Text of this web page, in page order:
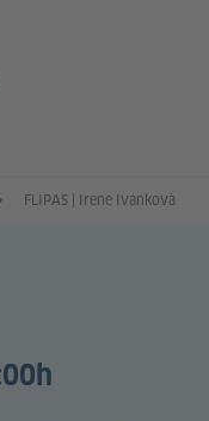
FLIPAS | Irene Ivankovà